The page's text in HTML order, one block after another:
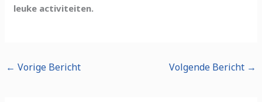
leuke activiteiten.
← Vorige Bericht Volgende Bericht →